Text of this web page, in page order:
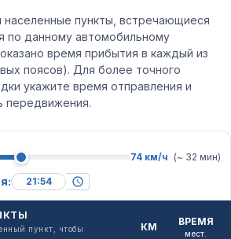
пункты, встречающиеся
по данному автомобильному
время прибытия в каждый из
поясов). Для более точного
укажите время отправления и
передвижения.
74 км/ч (~ 32 мин)
пункт, чтобы
КМ ВРЕМЯ
мест.